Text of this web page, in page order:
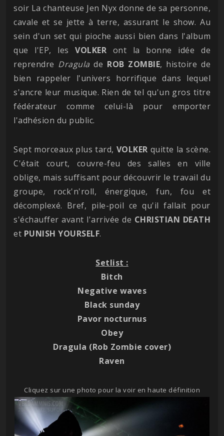
soir La chanteuse Jen Nyx donne de sa personne,
cavale et se jette à terre, assurant le show. Au
sein d'un set qui pioche aussi bien dans l'album
que l'EP, lesVOLKER ont la bonne idée de
reprendre Dragula de ROB ZOMBIE, histoire de
bien rappeler l'univers horrifique dans lequel
s'ancre leur musique. Rien de tel qu'un gros titre
fédérateur comme celui-là pour emporter
l'adhésion du public.
Sept morceaux plus tard, VOLKER quitte la scène.
C'était court, couvre-feu des salles en ville
oblige, mais suffisant pour découvrir le travail du
groupe, rock'n'roll, énergique, fun, fou et
décomplexé. Bref, pile-poil ce qu'il fallait pour
s'échauffer avant l'arrivée de CHRISTIAN DEATH
et PUNISH YOURSELF.
Setlist :
Bitch
Negative waves
Black sunday
Pavor nocturnus
Obey
Dragula (Rob Zombie cover)
Raven
Cliquez sur une photo pour la voir en haute définition